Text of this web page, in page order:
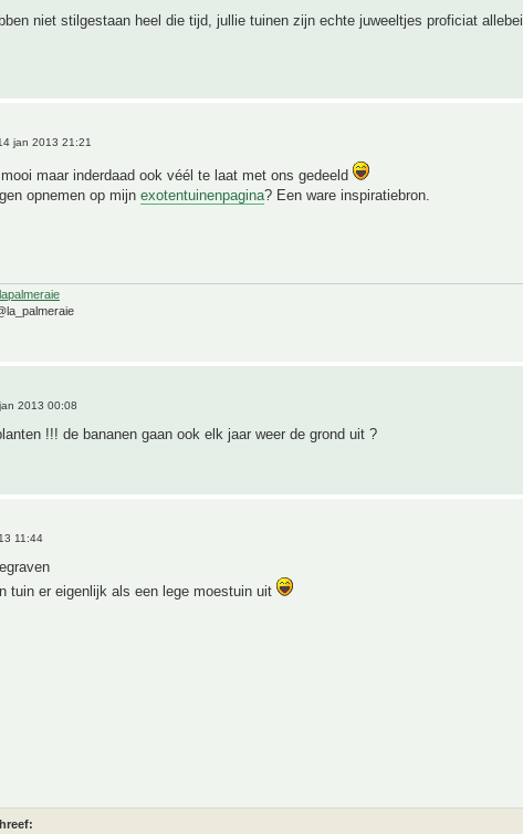
niet stilgestaan heel die tijd, jullie tuinen zijn echte juweeltjes proficiat allebei
jan 2013 21:21
maar inderdaad ook véél te laat met ons gedeeld
opnemen op mijn exotentuinenpagina? Een ware inspiratiebron.
2013 00:08
!!! de bananen gaan ook elk jaar weer de grond uit ?
11:44
tuin er eigenlijk als een lege moestuin uit